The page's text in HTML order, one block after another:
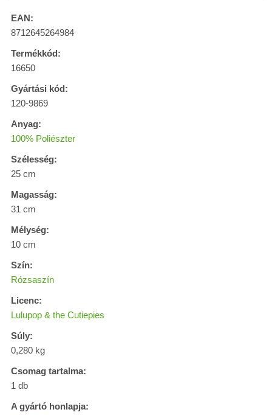
EAN:
8712645264984
Termékkód:
16650
Gyártási kód:
120-9869
Anyag:
100% Poliészter
Szélesség:
25 cm
Magasság:
31 cm
Mélység:
10 cm
Szín:
Rózsaszín
Licenc:
Lulupop & the Cutiepies
Súly:
0,280 kg
Csomag tartalma:
1 db
A gyártó honlapja: